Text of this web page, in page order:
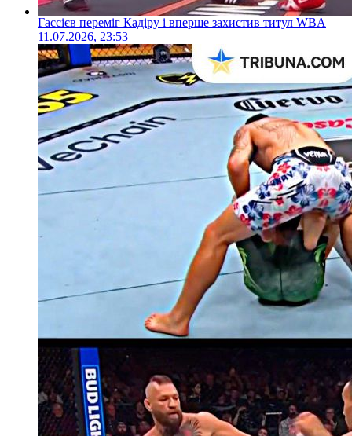
Гассієв переміг Кадіру і вперше захистив титул WBA
11.07.2026, 23:53